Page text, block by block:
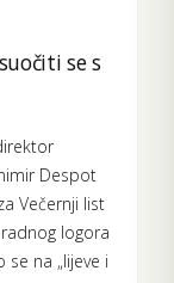
se s
Despot
Večernji list
logora
na „lijeve i